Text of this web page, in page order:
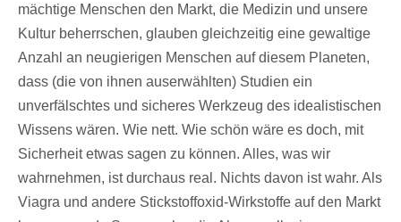
mächtige Menschen den Markt, die Medizin und unsere
Kultur beherrschen, glauben gleichzeitig eine gewaltige
Anzahl an neugierigen Menschen auf diesem Planeten,
dass (die von ihnen auserwählten) Studien ein
unverfälschtes und sicheres Werkzeug des idealistischen
Wissens wären. Wie nett. Wie schön wäre es doch, mit
Sicherheit etwas sagen zu können. Alles, was wir
wahrnehmen, ist durchaus real. Nichts davon ist wahr. Als
Viagra und andere Stickstoffoxid-Wirkstoffe auf den Markt